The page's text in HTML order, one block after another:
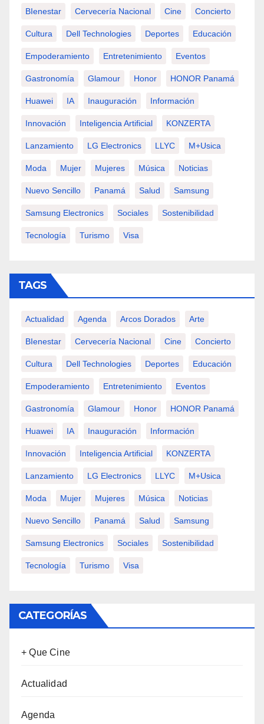
BIenestar Cervecería Nacional Cine Concierto
Cultura Dell Technologies Deportes Educación
Empoderamiento Entretenimiento Eventos
Gastronomía Glamour Honor HONOR Panamá
Huawei IA Inauguración Información
Innovación Inteligencia Artificial KONZERTA
Lanzamiento LG Electronics LLYC M+usica
Moda Mujer Mujeres Música Noticias
Nuevo Sencillo Panamá Salud Samsung
Samsung Electronics Sociales Sostenibilidad
Tecnología Turismo Visa
TAGS
Actualidad Agenda Arcos Dorados Arte
BIenestar Cervecería Nacional Cine Concierto
Cultura Dell Technologies Deportes Educación
Empoderamiento Entretenimiento Eventos
Gastronomía Glamour Honor HONOR Panamá
Huawei IA Inauguración Información
Innovación Inteligencia Artificial KONZERTA
Lanzamiento LG Electronics LLYC M+usica
Moda Mujer Mujeres Música Noticias
Nuevo Sencillo Panamá Salud Samsung
Samsung Electronics Sociales Sostenibilidad
Tecnología Turismo Visa
CATEGORÍAS
+ Que Cine
Actualidad
Agenda